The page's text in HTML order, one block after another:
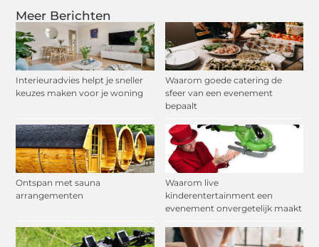
Meer Berichten
Interieuradvies helpt je sneller
keuzes maken voor je woning
Waarom goede catering de
sfeer van een evenement
bepaalt
Ontspan met sauna
arrangementen
Waarom live
kinderentertainment een
evenement onvergetelijk maakt